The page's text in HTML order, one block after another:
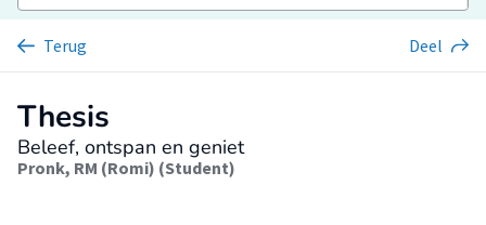
Terug Deel
Thesis
Beleef, ontspan en geniet
Pronk, RM (Romi) (Student)